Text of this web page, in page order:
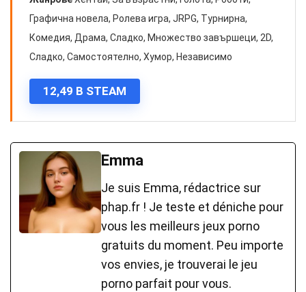
12,49 В STEAM
Графична новела, Ролева игра, JRPG, Турнирна,
Комедия, Драма, Сладко, Множество завършеци, 2D,
Сладко, Самостоятелно, Хумор, Независимо
Emma
Je suis Emma, rédactrice sur
phap.fr ! Je teste et déniche pour
vous les meilleurs jeux porno
gratuits du moment. Peu importe
vos envies, je trouverai le jeu
porno parfait pour vous.